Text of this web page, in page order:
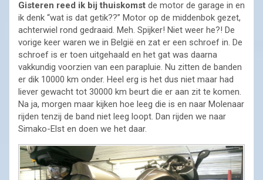
Gisteren reed ik bij thuiskomst de motor de garage in en
ik denk “wat is dat getik??” Motor op de middenbok gezet,
achterwiel rond gedraaid. Meh. Spijker! Niet weer he?! De
vorige keer waren we in België en zat er een schroef in. De
schroef is er toen uitgehaald en het gat was daarna
vakkundig voorzien van een parapluie. Nu zitten de banden
er dik 10000 km onder. Heel erg is het dus niet maar had
liever gewacht tot 30000 km beurt die er aan zit te komen.
Na ja, morgen maar kijken hoe leeg die is en naar Molenaar
rijden tenzij de band niet leeg loopt. Dan rijden we naar
Simako-Elst en doen we het daar.